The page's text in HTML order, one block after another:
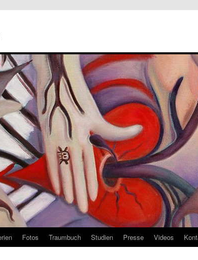
Fotos Traumbuch Studien Presse Videos